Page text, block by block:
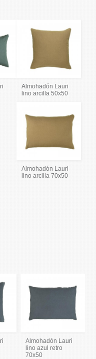
Almohadón Lauri
lino arcilla 50x50
Almohadón Lauri
lino arcilla 70x50
Almohadón Lauri
lino azul retro
70x50